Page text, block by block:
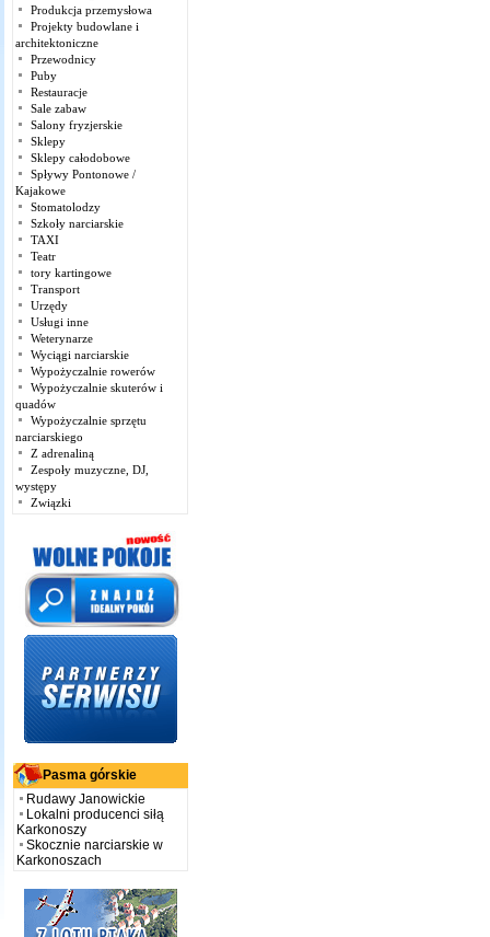
Produkcja przemysłowa
Projekty budowlane i
architektoniczne
Przewodnicy
Puby
Restauracje
Sale zabaw
Salony fryzjerskie
Sklepy
Sklepy całodobowe
Spływy Pontonowe /
Kajakowe
Stomatolodzy
Szkoły narciarskie
TAXI
Teatr
tory kartingowe
Transport
Urzędy
Usługi inne
Weterynarze
Wyciągi narciarskie
Wypożyczalnie rowerów
Wypożyczalnie skuterów i
quadów
Wypożyczalnie sprzętu
narciarskiego
Z adrenaliną
Zespoły muzyczne, DJ,
występy
Związki
Pasma górskie
Rudawy Janowickie
Lokalni producenci siłą
Karkonoszy
Skocznie narciarskie w
Karkonoszach